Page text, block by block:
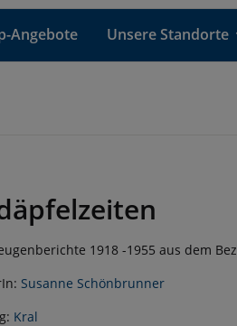
Angebote Unsere Standorte
1918 -1955 aus dem
Susanne Schönbrunner
Kral